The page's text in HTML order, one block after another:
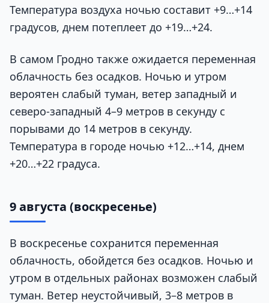
Температура воздуха ночью составит +9…+14
градусов, днем потеплеет до +19…+24.
В самом Гродно также ожидается переменная
облачность без осадков. Ночью и утром
вероятен слабый туман, ветер западный и
северо-западный 4–9 метров в секунду с
порывами до 14 метров в секунду.
Температура в городе ночью +12…+14, днем
+20…+22 градуса.
9 августа (воскресенье)
В воскресенье сохранится переменная
облачность, обойдется без осадков. Ночью и
утром в отдельных районах возможен слабый
туман. Ветер неустойчивый, 3–8 метров в